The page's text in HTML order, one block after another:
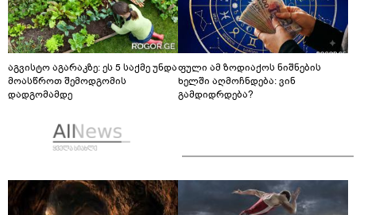
აგვისტო აგარაკზე: ეს 5 საქმე უნდა
მოასწროთ შემოდგომის
დადგომამდე
ფული ამ ზოდიაქოს ნიშნების
ხელში აღმოჩნდება: ვინ
გამდიდრდება?